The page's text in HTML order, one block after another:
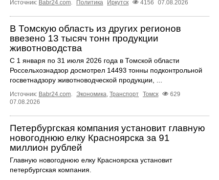
Источник: Babr24.com. Политика Иркутск 4156 07.08.2026
В Томскую область из других регионов
ввезено 13 тысяч тонн продукции
животноводства
С 1 января по 31 июля 2026 года в Томской области
Россельхознадзор досмотрел 14493 тонны подконтрольной
госветнадзору животноводческой продукции, ...
Источник: Babr24.com. Экономика, Транспорт Томск
629
07.08.2026
Петербургская компания установит главную
новогоднюю елку Красноярска за 91
миллион рублей
Главную новогоднюю елку Красноярска установит
петербургская компания.